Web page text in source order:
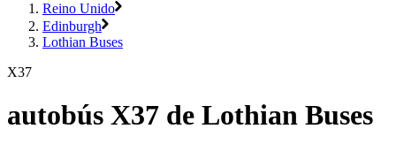
Reino Unido
Edinburgh
Lothian Buses
X37
autobús X37 de Lothian Buses